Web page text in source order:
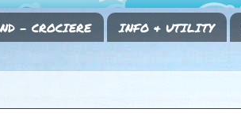
- CROCIERE INFO & UTILITY